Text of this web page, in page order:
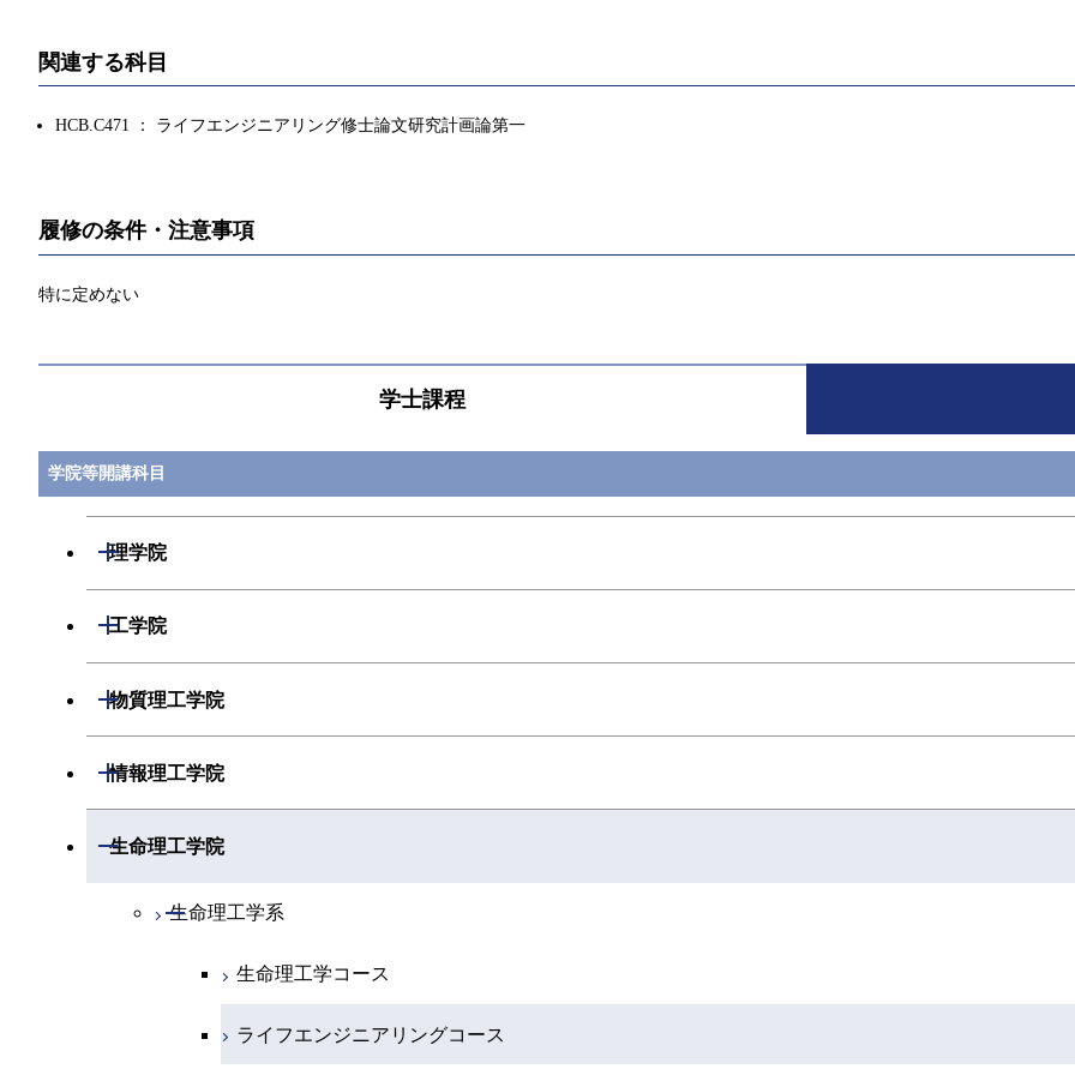
関連する科目
HCB.C471 ： ライフエンジニアリング修士論文研究計画論第一
履修の条件・注意事項
特に定めない
学士課程
学院等開講科目
理学院
開閉
物理学コース
化学系
開閉
エネルギー・情報コース
物質・情報卓越コース
地球生命コース
専門科目
工学院
開閉
機械系
開閉
エネルギーコース
システム制御コース
電気電子系
開閉
物質理工学院
開閉
材料系
開閉
情報理工学院
開閉
数理・計算科学系
開閉
数理・計算科学コース
知能情報コース
情報工学系
情報工学コース
ライフエンジニアリングコース
専門科目
生命理工学院
開閉
生命理工学系
開閉
生命理工学コース
ライフエンジニアリングコース